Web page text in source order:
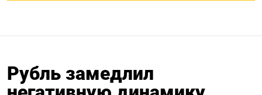
Рубль замедлил